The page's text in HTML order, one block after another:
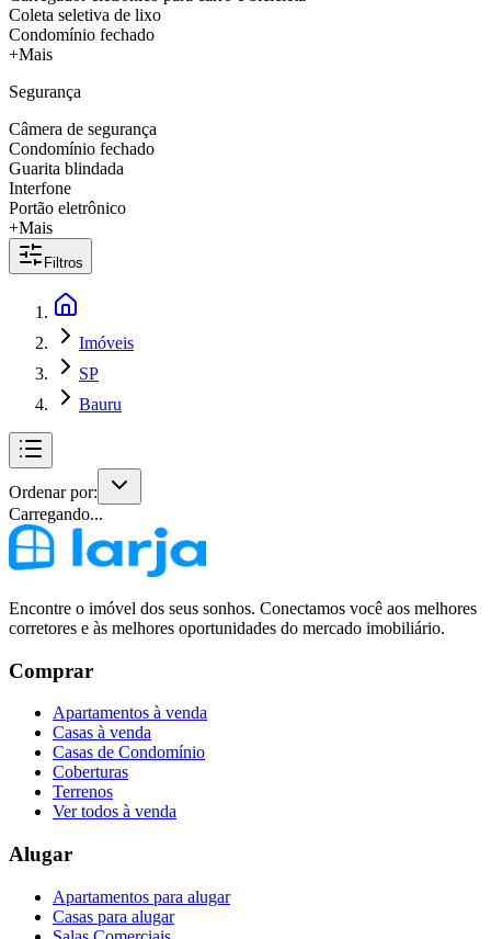
Coleta seletiva de lixo
Condomínio fechado
+Mais
Segurança
Câmera de segurança
Condomínio fechado
Guarita blindada
Interfone
Portão eletrônico
+Mais
Filtros
Imóveis
SP
Bauru
Ordenar por:
Carregando...
Encontre o imóvel dos seus sonhos. Conectamos você aos melhores
corretores e às melhores oportunidades do mercado imobiliário.
Comprar
Apartamentos à venda
Casas à venda
Casas de Condomínio
Coberturas
Terrenos
Ver todos à venda
Alugar
Apartamentos para alugar
Casas para alugar